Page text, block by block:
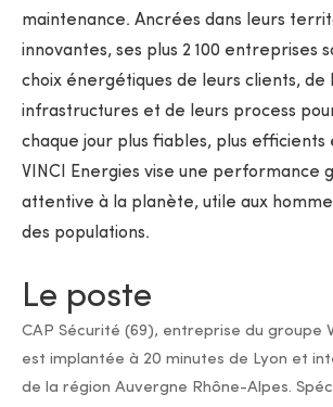
maintenance. Ancrées dans leurs
innovantes, ses plus 2 100 entreprises
choix énergétiques de leurs clients, de
infrastructures et de leurs process
chaque jour plus fiables, plus efficients
VINCI Energies vise une performance
attentive à la planète, utile aux
des populations.
Le poste
CAP Sécurité (69), entreprise du groupe
est implantée à 20 minutes de Lyon et
de la région Auvergne Rhône-Alpes.